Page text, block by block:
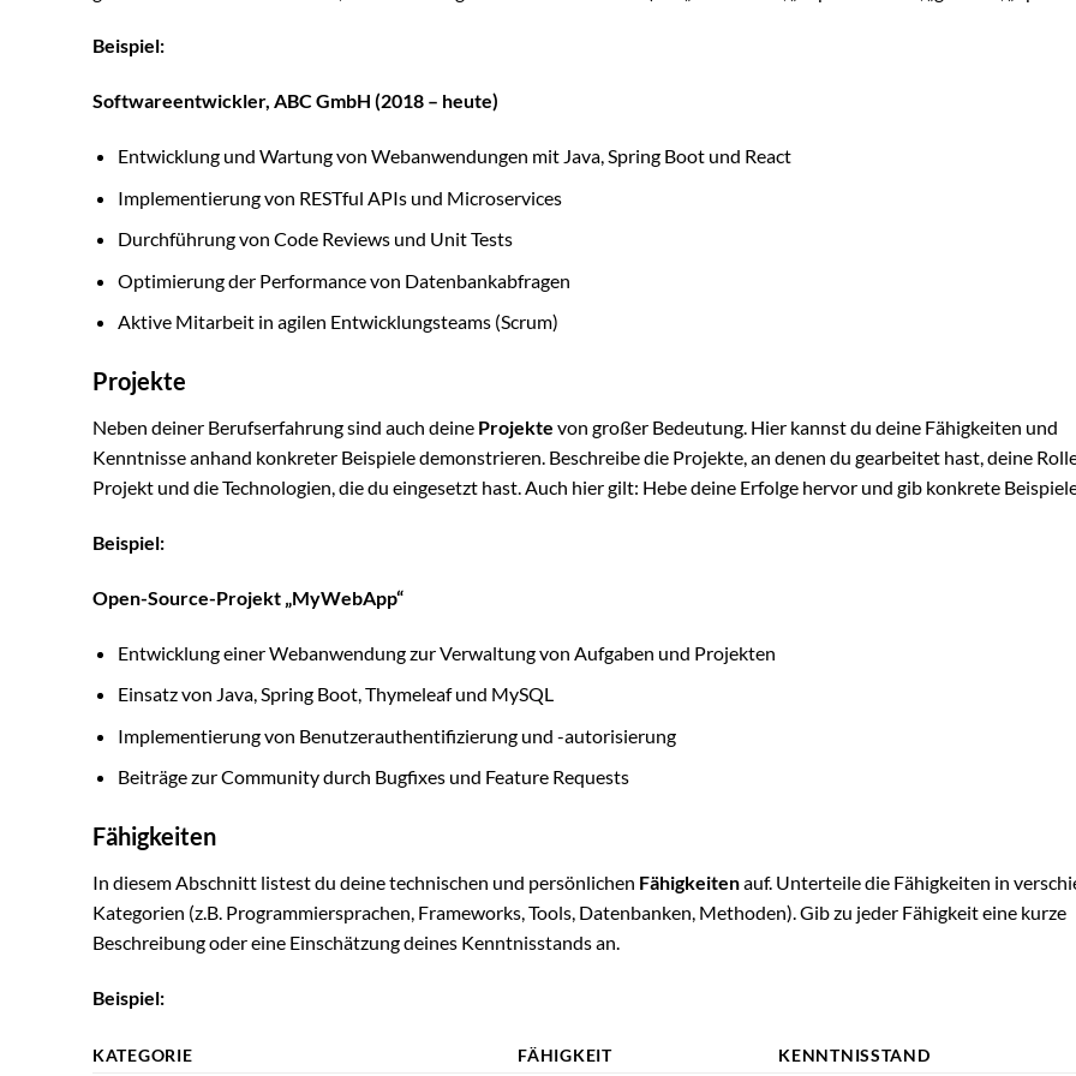
Beispiel:
Softwareentwickler, ABC GmbH (2018 – heute)
Entwicklung und Wartung von Webanwendungen mit Java, Spring Boot und React
Implementierung von RESTful APIs und Microservices
Durchführung von Code Reviews und Unit Tests
Optimierung der Performance von Datenbankabfragen
Aktive Mitarbeit in agilen Entwicklungsteams (Scrum)
Projekte
Neben deiner Berufserfahrung sind auch deine Projekte von großer Bedeutung. Hier kannst du deine Fähigkeiten und
Kenntnisse anhand konkreter Beispiele demonstrieren. Beschreibe die Projekte, an denen du gearbeitet hast, deine
Projekt und die Technologien, die du eingesetzt hast. Auch hier gilt: Hebe deine Erfolge hervor und gib konkrete
Beispiel:
Open-Source-Projekt „MyWebApp“
Entwicklung einer Webanwendung zur Verwaltung von Aufgaben und Projekten
Einsatz von Java, Spring Boot, Thymeleaf und MySQL
Implementierung von Benutzerauthentifizierung und -autorisierung
Beiträge zur Community durch Bugfixes und Feature Requests
Fähigkeiten
In diesem Abschnitt listest du deine technischen und persönlichen Fähigkeitenauf. Unterteile die Fähigkeiten in
Kategorien (z.B. Programmiersprachen, Frameworks, Tools, Datenbanken, Methoden). Gib zu jeder Fähigkeit eine kurze
Beschreibung oder eine Einschätzung deines Kenntnisstands an.
Beispiel:
KATEGORIE FÄHIGKEIT KENNTNISSTAND